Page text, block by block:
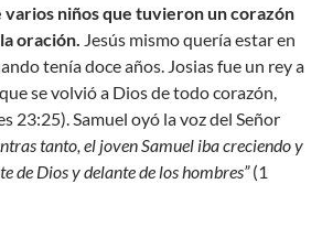
varios niños que tuvieron un corazón
oración. Jesús mismo quería estar en
tenía doce años. Josias fue un rey a
se volvió a Dios de todo corazón,
23:25). Samuel oyó la voz del Señor
tanto, el joven Samuel iba creciendo y
de Dios y delante de los hombres”(1